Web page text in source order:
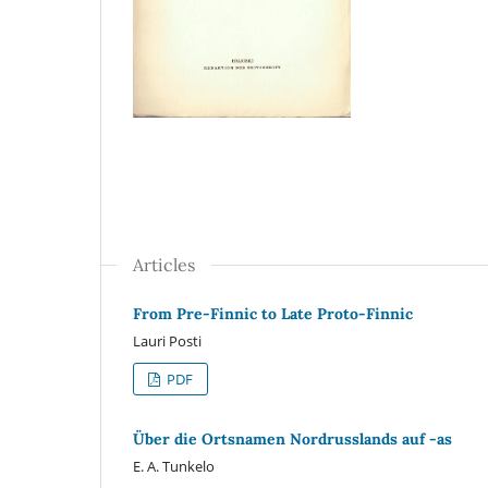
Articles
From Pre-Finnic to Late Proto-Finnic
Lauri Posti
PDF
Über die Ortsnamen Nordrusslands auf -as
E. A. Tunkelo